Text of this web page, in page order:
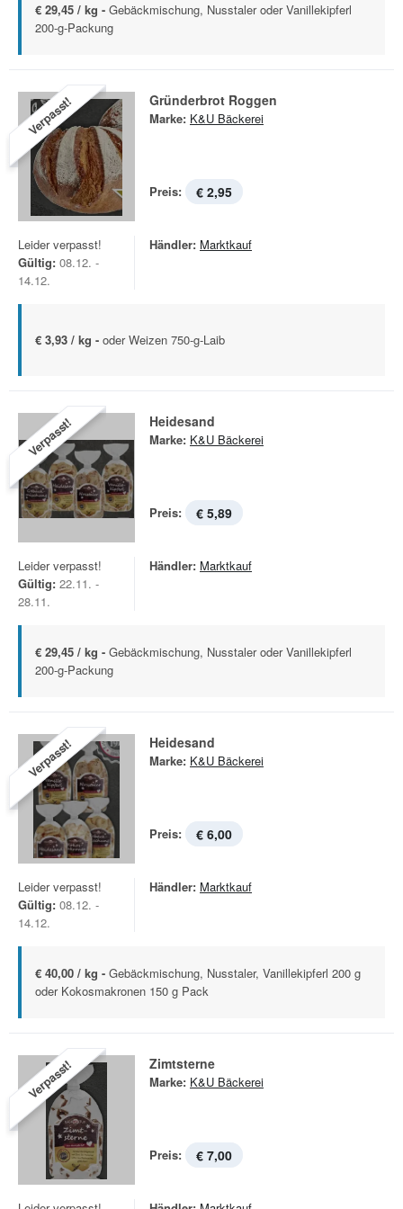
€ 29,45 / kg - Gebäckmischung, Nusstaler oder Vanillekipferl
200-g-Packung
Verpasst! Gründerbrot Roggen
Marke: K&U Bäckerei
Preis: € 2,95
Leider verpasst!
Gültig: 08.12. -
14.12.
Händler: Marktkauf
€ 3,93 / kg - oder Weizen 750-g-Laib
Verpasst! Heidesand
Marke: K&U Bäckerei
Preis: € 5,89
Leider verpasst!
Gültig: 22.11. -
28.11.
Händler: Marktkauf
€ 29,45 / kg - Gebäckmischung, Nusstaler oder Vanillekipferl
200-g-Packung
Verpasst! Heidesand
Marke: K&U Bäckerei
Preis: € 6,00
Leider verpasst!
Gültig: 08.12. -
14.12.
Händler: Marktkauf
€ 40,00 / kg - Gebäckmischung, Nusstaler, Vanillekipferl 200 g
oder Kokosmakronen 150 g Pack
Verpasst! Zimtsterne
Marke: K&U Bäckerei
Preis: € 7,00